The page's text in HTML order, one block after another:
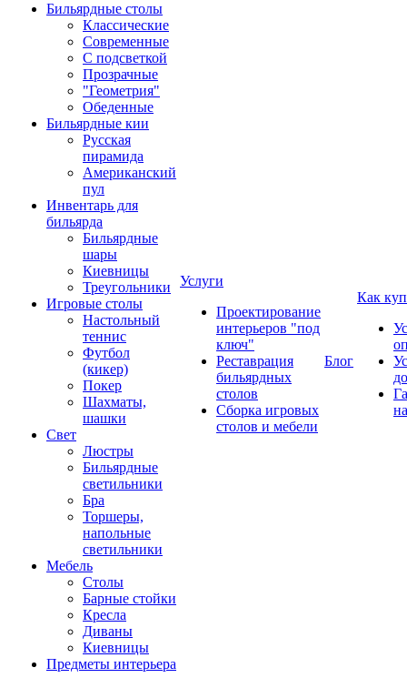
Бильярдные столы
Классические
Современные
С подсветкой
Прозрачные
"Геометрия"
Обеденные
Бильярдные кии
Русская
пирамида
Американский
пул
Инвентарь для
бильярда
Бильярдные
шары
Киевницы
Треугольники
Игровые столы
Настольный
теннис
Футбол
(кикер)
Покер
Шахматы,
шашки
Свет
Люстры
Бильярдные
светильники
Бра
Торшеры,
напольные
светильники
Мебель
Столы
Барные стойки
Кресла
Диваны
Киевницы
Предметы интерьера
Услуги
Проектирование
интерьеров "под
ключ"
Реставрация
бильярдных
столов
Сборка игровых
столов и мебели
Блог
Как